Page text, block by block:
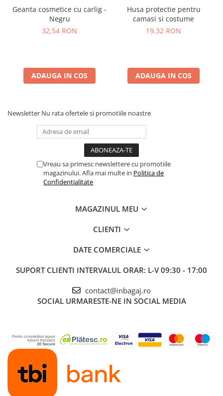
Geanta cosmetice cu carlig -
Negru
32,54 RON
ADAUGA IN COS
Husa protectie pentru
camasi si costume
19,32 RON
ADAUGA IN COS
Newsletter Nu rata ofertele si promotiile noastre
Vreau sa primesc newslettere cu promotiile
magazinului. Afla mai multe in Politica de
Confidentialitate
MAGAZINUL MEU
CLIENTI
DATE COMERCIALE
SUPORT CLIENTI INTERVALUL ORAR: L-V 09:30 - 17:00
contact@inbagaj.ro
SOCIAL URMARESTE-NE IN SOCIAL MEDIA